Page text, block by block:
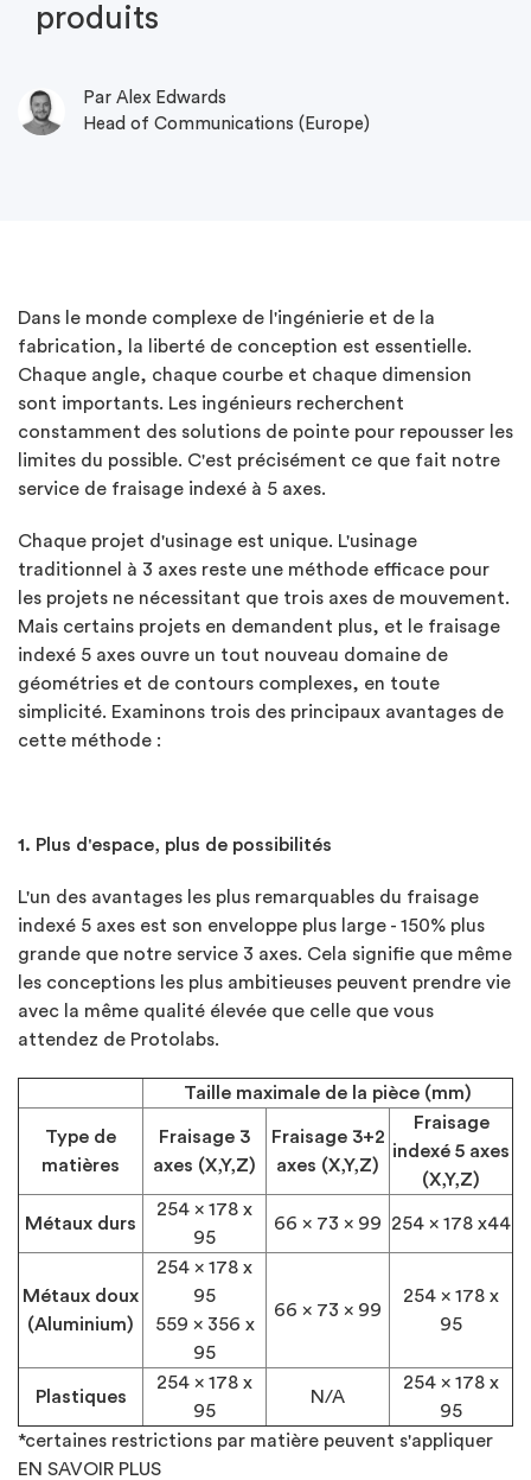
produits
Par Alex Edwards
Head of Communications (Europe)
Dans le monde complexe de l'ingénierie et de la
fabrication, la liberté de conception est essentielle.
Chaque angle, chaque courbe et chaque dimension
sont importants. Les ingénieurs recherchent
constamment des solutions de pointe pour repousser les
limites du possible. C'est précisément ce que fait notre
service de fraisage indexé à 5 axes.
Chaque projet d'usinage est unique. L'usinage
traditionnel à 3 axes reste une méthode efficace pour
les projets ne nécessitant que trois axes de mouvement.
Mais certains projets en demandent plus, et le fraisage
indexé 5 axes ouvre un tout nouveau domaine de
géométries et de contours complexes, en toute
simplicité. Examinons trois des principaux avantages de
cette méthode :
1. Plus d'espace, plus de possibilités
L'un des avantages les plus remarquables du fraisage
indexé 5 axes est son enveloppe plus large - 150% plus
grande que notre service 3 axes. Cela signifie que même
les conceptions les plus ambitieuses peuvent prendre vie
avec la même qualité élevée que celle que vous
attendez de Protolabs.
Taille maximale de la pièce (mm)
Type de
matières
Fraisage 3
axes (X,Y,Z)
Fraisage 3+2
axes (X,Y,Z)
Fraisage
indexé 5 axes
(X,Y,Z)
Métaux durs
254 x 178 x
95
66 x 73 x 99 254 x 178 x44
Métaux doux
(Aluminium)
254 x 178 x
95
559 x 356 x
95
66 x 73 x 99
254 x 178 x
95
Plastiques
254 x 178 x
95
N/A
254 x 178 x
95
*certaines restrictions par matière peuvent s'appliquer
EN SAVOIR PLUS